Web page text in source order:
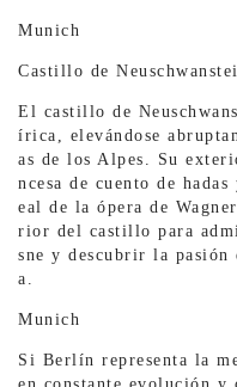
Munich
Castillo de
El castillo de
írica, elevándose
as de los Alpes. Su
ncesa de cuento de
eal de la ópera de
rior del castillo para
sne y descubrir la
a.
Munich
Si Berlín representa la